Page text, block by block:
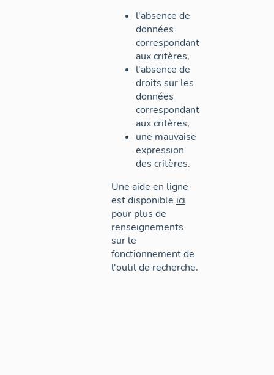
l'absence de
données
correspondant
aux critères,
l'absence de
droits sur les
données
correspondant
aux critères,
une mauvaise
expression
des critères.
Une aide en ligne
est disponible ici
pour plus de
renseignements
sur le
fonctionnement de
l'outil de recherche.